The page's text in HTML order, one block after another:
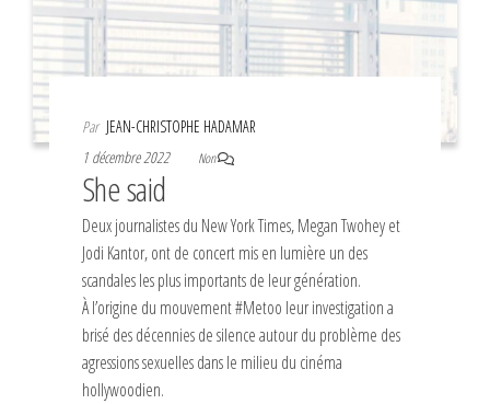
Par JEAN-CHRISTOPHE HADAMAR
1 décembre 2022
Non
She said
Deux journalistes du New York Times, Megan Twohey et
Jodi Kantor, ont de concert mis en lumière un des
scandales les plus importants de leur génération.
À l’origine du mouvement #Metoo leur investigation a
brisé des décennies de silence autour du problème des
agressions sexuelles dans le milieu du cinéma
hollywoodien.